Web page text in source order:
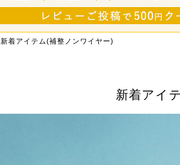
新着アイテム(補整ノンワイヤー)
新着アイ